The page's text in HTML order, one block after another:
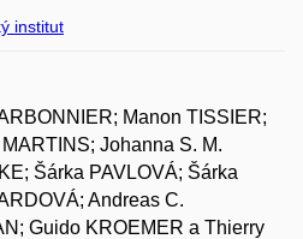
institut
Manon TISSIER;
Johanna S. M.
Šárka PAVLOVÁ; Šárka
Andreas C.
Guido KROEMER a Thierry